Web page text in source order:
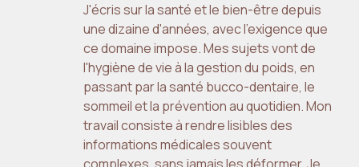
J'écris sur la santé et le bien-être depuis
une dizaine d'années, avec l'exigence que
ce domaine impose. Mes sujets vont de
l'hygiène de vie à la gestion du poids, en
passant par la santé bucco-dentaire, le
sommeil et la prévention au quotidien. Mon
travail consiste à rendre lisibles des
informations médicales souvent